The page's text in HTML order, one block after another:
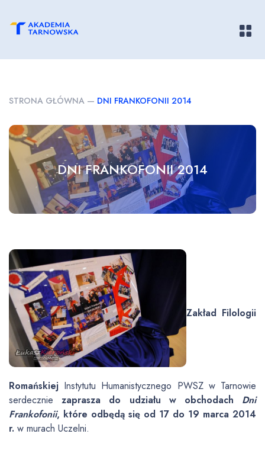
STRONA GŁÓWNA — DNI FRANKOFONII 2014
DNI FRANKOFONII 2014
Zakład Filologii
Romańskiej Instytutu Humanistycznego PWSZ w Tarnowie
serdeczniezaprasza do udziału w obchodach Dni
Frankofonii, które odbędą się od 17 do 19 marca 2014
r. w murach Uczelni.